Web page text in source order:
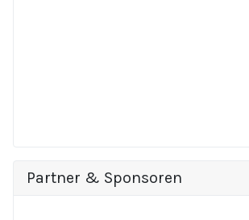
Partner & Sponsoren